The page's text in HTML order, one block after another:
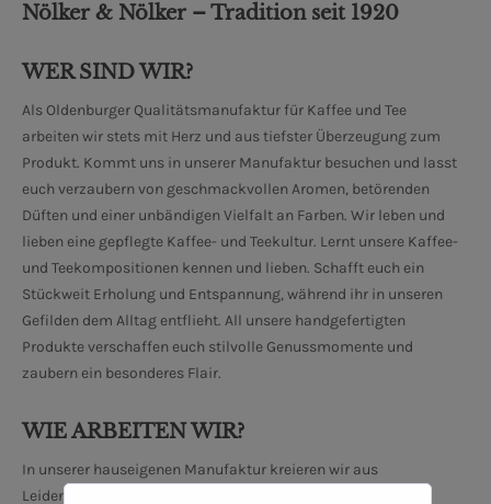
Nölker & Nölker – Tradition seit 1920
WER SIND WIR?
Als Oldenburger Qualitätsmanufaktur für Kaffee und Tee
arbeiten wir stets mit Herz und aus tiefster Überzeugung zum
Produkt. Kommt uns in unserer Manufaktur besuchen und lasst
euch verzaubern von geschmackvollen Aromen, betörenden
Düften und einer unbändigen Vielfalt an Farben. Wir leben und
lieben eine gepflegte Kaffee- und Teekultur. Lernt unsere Kaffee-
und Teekompositionen kennen und lieben. Schafft euch ein
Stückweit Erholung und Entspannung, während ihr in unseren
Gefilden dem Alltag entflieht. All unsere handgefertigten
Produkte verschaffen euch stilvolle Genussmomente und
zaubern ein besonderes Flair.
WIE ARBEITEN WIR?
In unserer hauseigenen Manufaktur kreieren wir aus
Leidenschaft, Überzeugung und aus Liebe zum Produkt